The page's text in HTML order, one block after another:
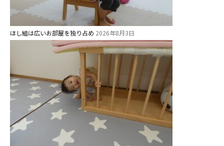
ほし組は広いお部屋を独り占め 2026年8月3日